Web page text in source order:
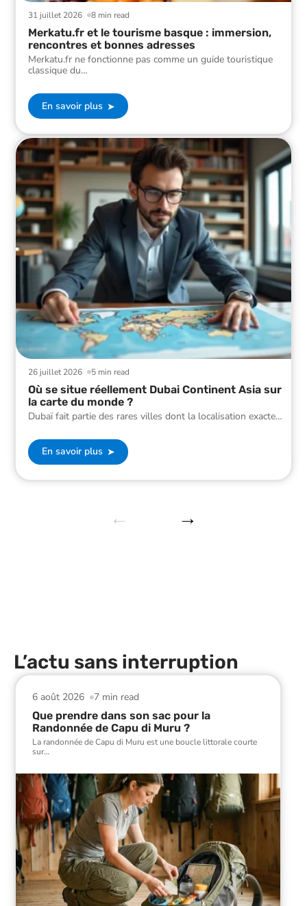
8 min read
31 juillet 2026
Merkatu.fr et le tourisme basque : immersion,
rencontres et bonnes adresses
Merkatu.fr ne fonctionne pas comme un guide touristique
classique du…
En savoir plus
5 min read
26 juillet 2026
Où se situe réellement Dubai Continent Asia sur
la carte du monde ?
Dubaï fait partie des rares villes dont la localisation exacte…
En savoir plus
L’actu sans interruption
7 min read
6 août 2026
Que prendre dans son sac pour la
Randonnée de Capu di Muru ?
La randonnée de Capu di Muru est une boucle littorale courte
sur…